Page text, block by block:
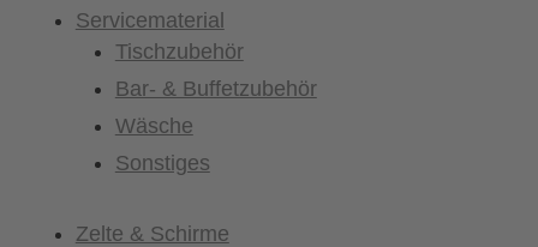
Servicematerial
Tischzubehör
Bar- & Buffetzubehör
Wäsche
Sonstiges
Zelte & Schirme